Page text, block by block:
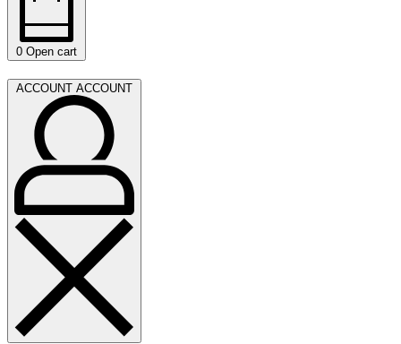
0 Open cart
ACCOUNT ACCOUNT